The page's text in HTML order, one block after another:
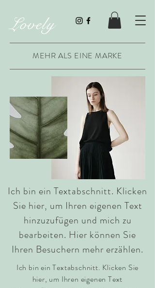
Lovely
MEHR ALS EINE MARKE
Ich bin ein Textabschnitt. Klicken
Sie hier, um Ihren eigenen Text
hinzuzufügen und mich zu
bearbeiten. Hier können Sie
Ihren Besuchern mehr erzählen.
Ich bin ein Textabschnitt. Klicken Sie
hier, um Ihren eigenen Text